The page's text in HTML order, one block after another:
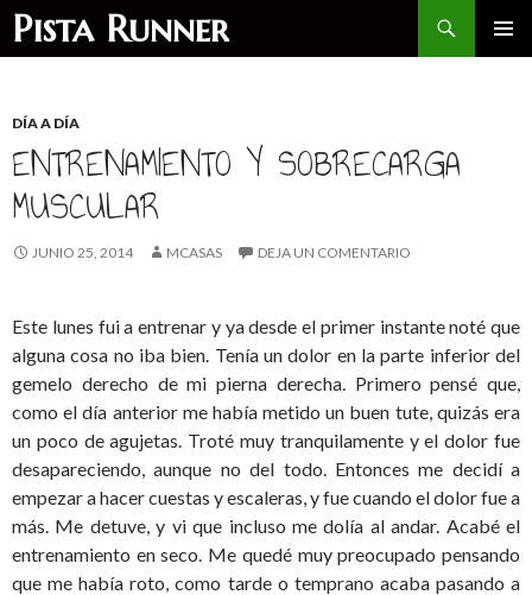
Pista Runner
Buscar
SALTAR
DÍA A DÍA
ENTRENAMIENTO Y SOBRECARGA
MUSCULAR
JUNIO 25, 2014 MCASAS DEJA UN COMENTARIO
Este lunes fui a entrenar y ya desde el primer instante noté que
alguna cosa no iba bien. Tenía un dolor en la parte inferior del
gemelo derecho de mi pierna derecha. Primero pensé que,
como el día anterior me había metido un buen tute, quizás era
un poco de agujetas. Troté muy tranquilamente y el dolor fue
desapareciendo, aunque no del todo. Entonces me decidí a
empezar a hacer cuestas y escaleras, y fue cuando el dolor fue a
más. Me detuve, y vi que incluso me dolía al andar. Acabé el
entrenamiento en seco. Me quedé muy preocupado pensando
que me había roto, como tarde o temprano acaba pasando a